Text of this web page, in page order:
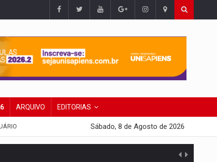
ARQUIVO EDITORIAS
Sábado, 8 de Agosto de 2026